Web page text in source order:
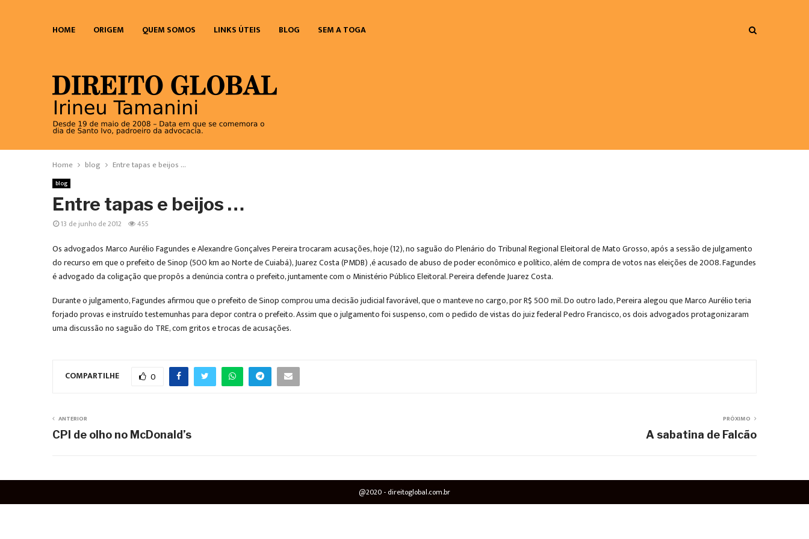
HOME ORIGEM QUEM SOMOS LINKS ÚTEIS BLOG SEM A TOGA
Home blog Entre tapas e beijos …
blog
Entre tapas e beijos …
13 de junho de 2012 455
Os advogados Marco Aurélio Fagundes e Alexandre Gonçalves Pereira trocaram acusações, hoje (12), no saguão do Plenário do Tribunal Regional Eleitoral de Mato Grosso, após a sessão de julgamento
do recurso em que o prefeito de Sinop (500 km ao Norte de Cuiabá), Juarez Costa (PMDB) ,é acusado de abuso de poder econômico e político, além de compra de votos nas eleições de 2008. Fagundes
é advogado da coligação que propôs a denúncia contra o prefeito, juntamente com o Ministério Público Eleitoral. Pereira defende Juarez Costa.
Durante o julgamento, Fagundes afirmou que o prefeito de Sinop comprou uma decisão judicial favorável, que o manteve no cargo, por R$ 500 mil. Do outro lado, Pereira alegou que Marco Aurélio teria
forjado provas e instruído testemunhas para depor contra o prefeito. Assim que o julgamento foi suspenso, com o pedido de vistas do juiz federal Pedro Francisco, os dois advogados protagonizaram
uma discussão no saguão do TRE, com gritos e trocas de acusações.
COMPARTILHE 0
ANTERIOR
CPI de olho no McDonald’s
PRÓXIMO
A sabatina de Falcão
@2020 - direitoglobal.com.br